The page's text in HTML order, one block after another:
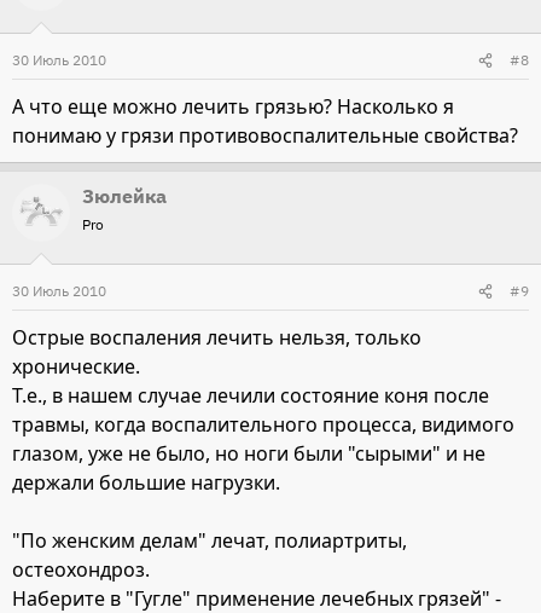
30 Июль 2010 #8
А что еще можно лечить грязью? Насколько я
понимаю у грязи противовоспалительные свойства?
Зюлейка
Pro
30 Июль 2010 #9
Острые воспаления лечить нельзя, только
хронические.
Т.е., в нашем случае лечили состояние коня после
травмы, когда воспалительного процесса, видимого
глазом, уже не было, но ноги были "сырыми" и не
держали большие нагрузки.
"По женским делам" лечат, полиартриты,
остеохондроз.
Наберите в "Гугле" применение лечебных грязей" -